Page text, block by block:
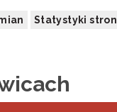
Statystyki stron